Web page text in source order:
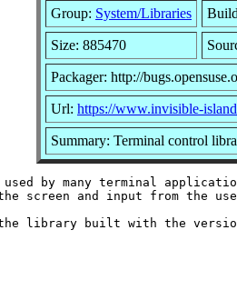
Group: System/Libraries
Size: 885470
Packager: http://
Url: https://www.invisible-
Summary: Terminal control
by many terminal
screen and input from the